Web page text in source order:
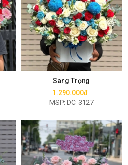
Sang Trọng
1.290.000đ
MSP: DC-3127
Mua ngay